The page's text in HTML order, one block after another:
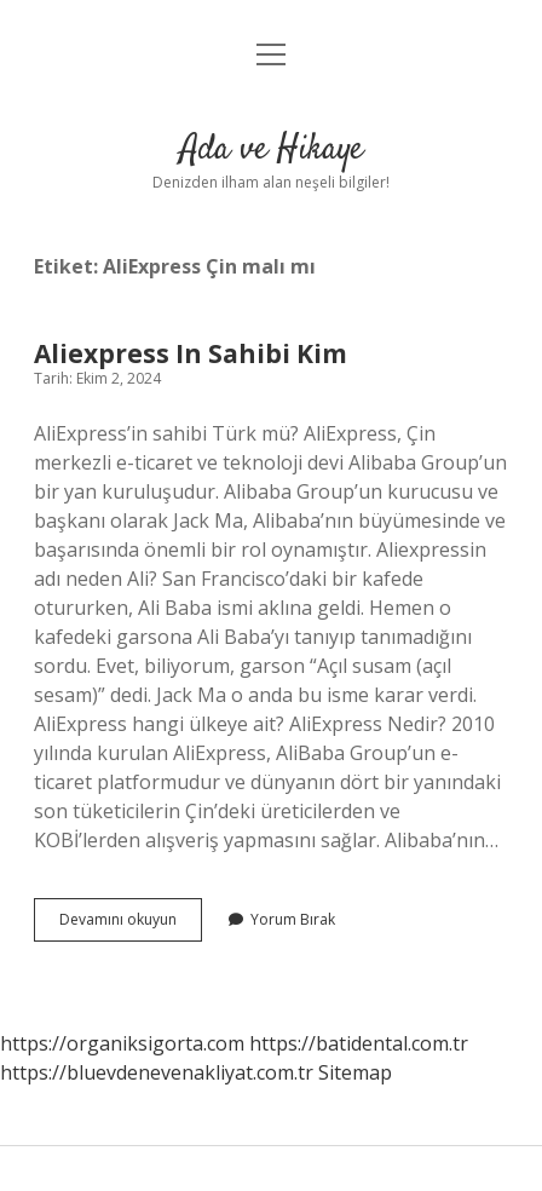
Anasayfa
Yasal Uyarı
menüyü
Ada ve Hikaye
Denizden ilham alan neşeli bilgiler!
Etiket:AliExpress Çin malı mı
Aliexpress In Sahibi Kim
Tarih: Ekim 2, 2024
AliExpress’in sahibi Türk mü? AliExpress, Çin
merkezli e-ticaret ve teknoloji devi Alibaba Group’un
bir yan kuruluşudur. Alibaba Group’un kurucusu ve
başkanı olarak Jack Ma, Alibaba’nın büyümesinde ve
başarısında önemli bir rol oynamıştır. Aliexpressin
adı neden Ali? San Francisco’daki bir kafede
otururken, Ali Baba ismi aklına geldi. Hemen o
kafedeki garsona Ali Baba’yı tanıyıp tanımadığını
sordu. Evet, biliyorum, garson “Açıl susam (açıl
sesam)” dedi. Jack Ma o anda bu isme karar verdi.
AliExpress hangi ülkeye ait? AliExpress Nedir? 2010
yılında kurulan AliExpress, AliBaba Group’un e-
ticaret platformudur ve dünyanın dört bir yanındaki
son tüketicilerin Çin’deki üreticilerden ve
KOBİ’lerden alışveriş yapmasını sağlar. Alibaba’nın…
Devamını okuyun Aliexpress
In
Yorum Bırak
https://organiksigorta.com https://batidental.com.tr
https://bluevdenevenakliyat.com.trSitemap